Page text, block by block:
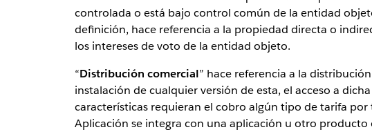
controlada o está bajo control común de la entidad
definición, hace referencia a la propiedad directa o
los intereses de voto de la entidad objeto.
“Distribución comercial” hace referencia a la
instalación de cualquier versión de esta, el acceso a
características requieran el cobro algún tipo de tarifa
Aplicación se integra con una aplicación u otro producto